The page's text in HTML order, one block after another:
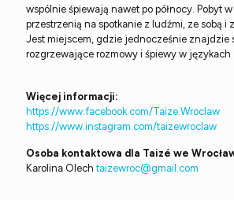
wspólnie śpiewają nawet po północy. Pobyt
przestrzenią na spotkanie z ludźmi, ze sobą i
Jest miejscem, gdzie jednocześnie znajdzie
rozgrzewające rozmowy i śpiewy w językach
Więcej informacji:
https://www.facebook.com/Taize.Wroclaw
https://www.instagram.com/taizewroclaw
Osoba kontaktowa dla Taizé we
Karolina Olechtaizewroc@gmail.com